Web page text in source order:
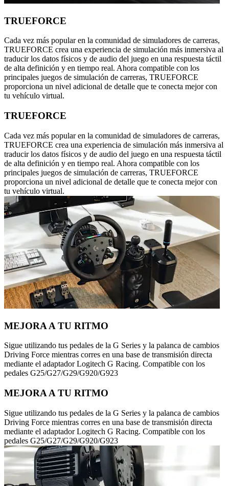
TRUEFORCE
Cada vez más popular en la comunidad de simuladores de carreras,
TRUEFORCE crea una experiencia de simulación más inmersiva al
traducir los datos físicos y de audio del juego en una respuesta táctil
de alta definición y en tiempo real. Ahora compatible con los
principales juegos de simulación de carreras, TRUEFORCE
proporciona un nivel adicional de detalle que te conecta mejor con
tu vehículo virtual.
TRUEFORCE
Cada vez más popular en la comunidad de simuladores de carreras,
TRUEFORCE crea una experiencia de simulación más inmersiva al
traducir los datos físicos y de audio del juego en una respuesta táctil
de alta definición y en tiempo real. Ahora compatible con los
principales juegos de simulación de carreras, TRUEFORCE
proporciona un nivel adicional de detalle que te conecta mejor con
tu vehículo virtual.
MEJORA A TU RITMO
Sigue utilizando tus pedales de la G Series y la palanca de cambios
Driving Force mientras corres en una base de transmisión directa
mediante el adaptador Logitech G Racing. Compatible con los
pedales G25/G27/G29/G920/G923
MEJORA A TU RITMO
Sigue utilizando tus pedales de la G Series y la palanca de cambios
Driving Force mientras corres en una base de transmisión directa
mediante el adaptador Logitech G Racing. Compatible con los
pedales G25/G27/G29/G920/G923